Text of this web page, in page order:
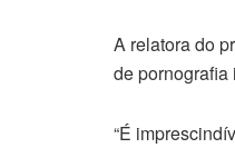
A relatora do
de pornografia
“É